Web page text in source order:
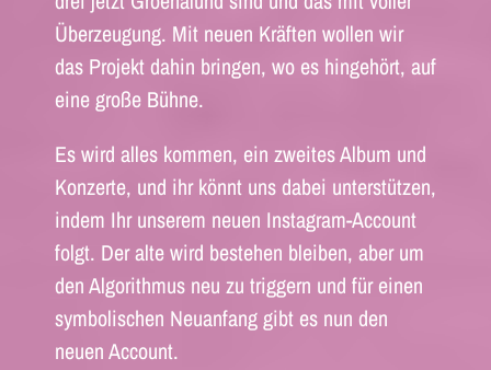
Überzeugung. Mit neuen Kräften wollen wir
das Projekt dahin bringen, wo es hingehört, auf
eine große Bühne.
Es wird alles kommen, ein zweites Album und
Konzerte, und ihr könnt uns dabei unterstützen,
indem Ihr unserem neuen Instagram-Account
folgt. Der alte wird bestehen bleiben, aber um
den Algorithmus neu zu triggern und für einen
symbolischen Neuanfang gibt es nun den
neuen Account.